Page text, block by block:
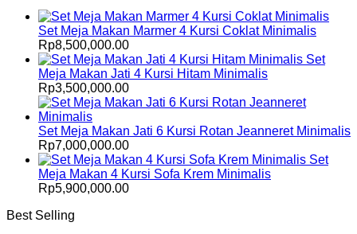
Set Meja Makan Marmer 4 Kursi Coklat Minimalis
Rp8,500,000.00
Set
Meja Makan Jati 4 Kursi Hitam Minimalis
Rp3,500,000.00
Set Meja Makan Jati 6 Kursi Rotan Jeanneret Minimalis
Rp7,000,000.00
Set
Meja Makan 4 Kursi Sofa Krem Minimalis
Rp5,900,000.00
Best Selling